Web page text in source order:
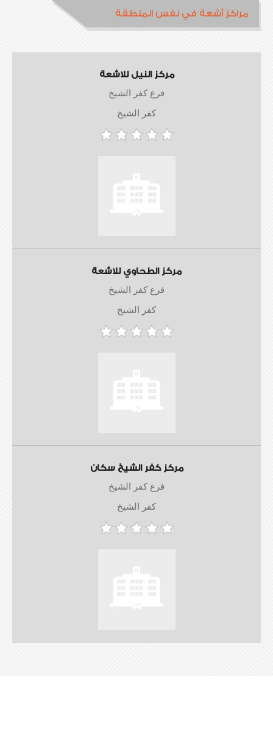
مراكز أشعة في نفس المنطقة
مركز النيل للاشعة
فرع كفر الشيخ
كفر الشيخ
مركز الطحاوي للاشعة
فرع كفر الشيخ
كفر الشيخ
مركز كفر الشيخ سكان
فرع كفر الشيخ
كفر الشيخ